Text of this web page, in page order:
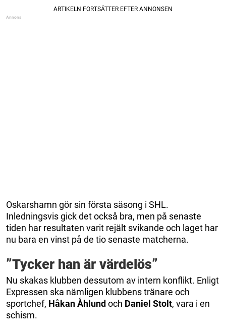
Oskarshamn gör sin första säsong i SHL.
Inledningsvis gick det också bra, men på senaste
tiden har resultaten varit rejält svikande och laget har
nu bara en vinst på de tio senaste matcherna.
”Tycker han är värdelös”
Nu skakas klubben dessutom av intern konflikt. Enligt
Expressen ska nämligen klubbens tränare och
sportchef, HåkanÅhlundoch Daniel Stolt, vara i en
schism.